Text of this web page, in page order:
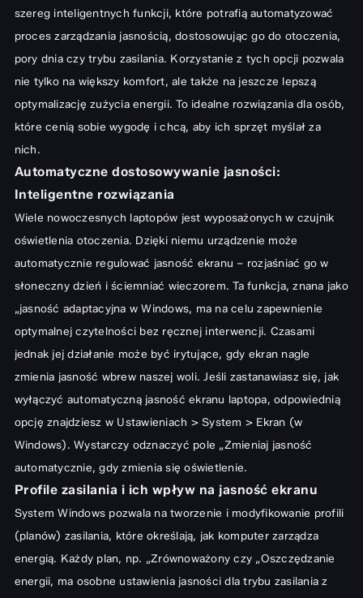
szereg inteligentnych funkcji, które potrafią automatyzować
proces zarządzania jasnością, dostosowując go do otoczenia,
pory dnia czy trybu zasilania. Korzystanie z tych opcji pozwala
nie tylko na większy komfort, ale także na jeszcze lepszą
optymalizację zużycia energii. To idealne rozwiązania dla osób,
które cenią sobie wygodę i chcą, aby ich sprzęt myślał za
nich.
Automatyczne dostosowywanie jasności:
Inteligentne rozwiązania
Wiele nowoczesnych laptopów jest wyposażonych w czujnik
oświetlenia otoczenia. Dzięki niemu urządzenie może
automatycznie regulować jasność ekranu – rozjaśniać go w
słoneczny dzień i ściemniać wieczorem. Ta funkcja, znana jako
„jasność adaptacyjna w Windows, ma na celu zapewnienie
optymalnej czytelności bez ręcznej interwencji. Czasami
jednak jej działanie może być irytujące, gdy ekran nagle
zmienia jasność wbrew naszej woli. Jeśli zastanawiasz się, jak
wyłączyć automatyczną jasność ekranu laptopa, odpowiednią
opcję znajdziesz w Ustawieniach > System > Ekran (w
Windows). Wystarczy odznaczyć pole „Zmieniaj jasność
automatycznie, gdy zmienia się oświetlenie.
Profile zasilania i ich wpływ na jasność ekranu
System Windows pozwala na tworzenie i modyfikowanie profili
(planów) zasilania, które określają, jak komputer zarządza
energią. Każdy plan, np. „Zrównoważony czy „Oszczędzanie
energii, ma osobne ustawienia jasności dla trybu zasilania z